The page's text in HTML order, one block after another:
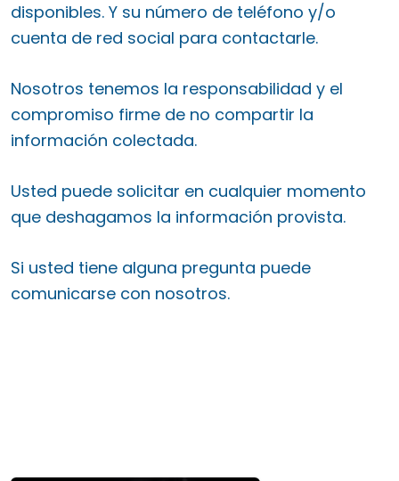
disponibles. Y su número de teléfono y/o
cuenta de red social para contactarle.
Nosotros tenemos la responsabilidad y el
compromiso firme de no compartir la
información colectada.
Usted puede solicitar en cualquier momento
que deshagamos la información provista.
Si usted tiene alguna pregunta puede
comunicarse con nosotros.